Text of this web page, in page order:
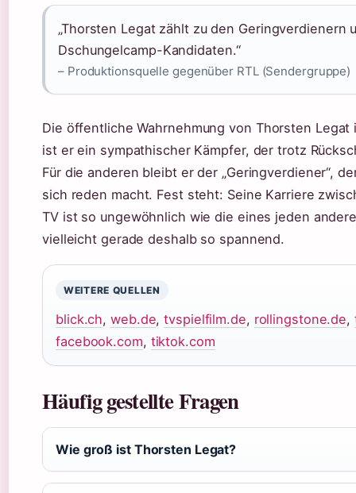
„Thorsten Legat zählt zu den Geringverdienern
Dschungelcamp-Kandidaten.“
– Produktionsquelle gegenüber RTL (Sendergruppe)
Die öffentliche Wahrnehmung von Thorsten
ist er ein sympathischer Kämpfer, der trotz
Für die anderen bleibt er der „Geringverdiener“,
sich reden macht. Fest steht: Seine Karriere
TV ist so ungewöhnlich wie die eines jeden
vielleicht gerade deshalb so spannend.
WEITERE QUELLEN
blick.ch,web.de,tvspielfilm.de, rollingstone.de,
facebook.com, tiktok.com
Häufig gestellte Fragen
Wie groß ist Thorsten Legat?